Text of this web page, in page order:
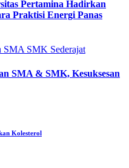
Pertamina Hadirkan
Praktisi Energi Panas
SMA & SMK, Kesuksesan
Kolesterol